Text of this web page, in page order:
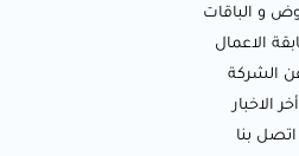
و الباقات
الاعمال
الشركة
أخر الاخبار
اتصل بنا